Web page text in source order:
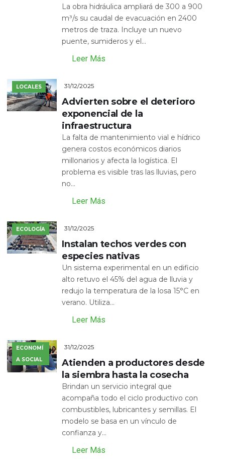
La obra hidráulica ampliará de 300 a 900
m³/s su caudal de evacuación en 2400
metros de traza. Incluye un nuevo
puente, sumideros y el...
Leer Más
LOCALES 31/12/2025
Advierten sobre el deterioro
exponencial de la
infraestructura
La falta de mantenimiento vial e hídrico
genera costos económicos diarios
millonarios y afecta la logística. El
problema es visible tras las lluvias, pero
no...
Leer Más
ECOLOGÍA 31/12/2025
Instalan techos verdes con
especies nativas
Un sistema experimental en un edificio
alto retuvo el 45% del agua de lluvia y
redujo la temperatura de la losa 15°C en
verano. Utiliza...
Leer Más
ECONOMÍ
A SOCIAL
31/12/2025
Atienden a productores desde
la siembra hasta la cosecha
Brindan un servicio integral que
acompaña todo el ciclo productivo con
combustibles, lubricantes y semillas. El
modelo se basa en un vínculo de
confianza y...
Leer Más